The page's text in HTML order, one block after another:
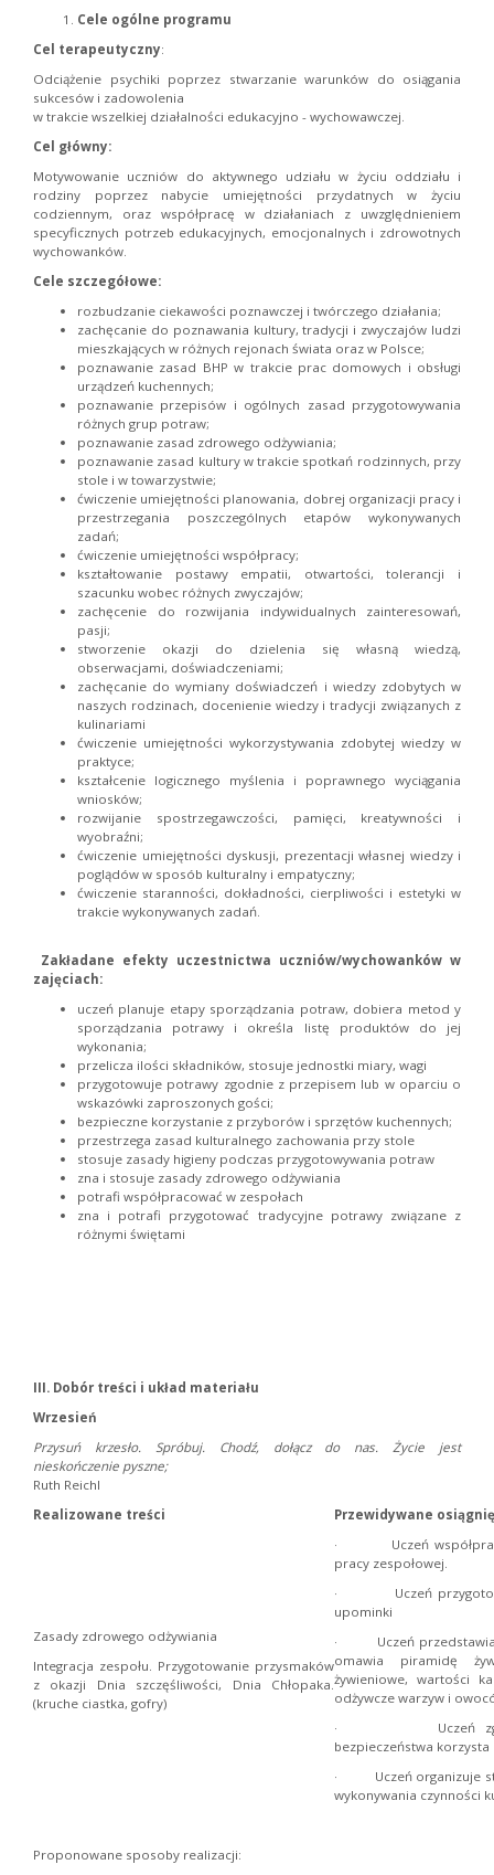
Cele ogólne programu
Cel terapeutyczny:
Odciążenie psychiki poprzez stwarzanie warunków do osiągania
sukcesów i zadowolenia
w trakcie wszelkiej działalności edukacyjno - wychowawczej.
Cel główny:
Motywowanie uczniów do aktywnego udziału w życiu oddziału i
rodziny poprzez nabycie umiejętności przydatnych w życiu
codziennym, oraz współpracę w działaniach z uwzględnieniem
specyficznych potrzeb edukacyjnych, emocjonalnych i zdrowotnych
wychowanków.
Cele szczegółowe:
rozbudzanie ciekawości poznawczej i twórczego działania;
zachęcanie do poznawania kultury, tradycji i zwyczajów ludzi
mieszkających w różnych rejonach świata oraz w Polsce;
poznawanie zasad BHP w trakcie prac domowych i obsługi
urządzeń kuchennych;
poznawanie przepisów i ogólnych zasad przygotowywania
różnych grup potraw;
poznawanie zasad zdrowego odżywiania;
poznawanie zasad kultury w trakcie spotkań rodzinnych, przy
stole i w towarzystwie;
ćwiczenie umiejętności planowania, dobrej organizacji pracy i
przestrzegania poszczególnych etapów wykonywanych
zadań;
ćwiczenie umiejętności współpracy;
kształtowanie postawy empatii, otwartości, tolerancji i
szacunku wobec różnych zwyczajów;
zachęcenie do rozwijania indywidualnych zainteresowań,
pasji;
stworzenie okazji do dzielenia się własną wiedzą,
obserwacjami, doświadczeniami;
zachęcanie do wymiany doświadczeń i wiedzy zdobytych w
naszych rodzinach, docenienie wiedzy i tradycji związanych z
kulinariami
ćwiczenie umiejętności wykorzystywania zdobytej wiedzy w
praktyce;
kształcenie logicznego myślenia i poprawnego wyciągania
wniosków;
rozwijanie spostrzegawczości, pamięci, kreatywności i
wyobraźni;
ćwiczenie umiejętności dyskusji, prezentacji własnej wiedzy i
poglądów w sposób kulturalny i empatyczny;
ćwiczenie staranności, dokładności, cierpliwości i estetyki w
trakcie wykonywanych zadań.
Zakładane efekty uczestnictwa uczniów/wychowanków w
zajęciach:
uczeń planuje etapy sporządzania potraw, dobiera metod y
sporządzania potrawy i określa listę produktów do jej
wykonania;
przelicza ilości składników, stosuje jednostki miary, wagi
przygotowuje potrawy zgodnie z przepisem lub w oparciu o
wskazówki zaproszonych gości;
bezpieczne korzystanie z przyborów i sprzętów kuchennych;
przestrzega zasad kulturalnego zachowania przy stole
stosuje zasady higieny podczas przygotowywania potraw
zna i stosuje zasady zdrowego odżywiania
potrafi współpracować w zespołach
zna i potrafi przygotować tradycyjne potrawy związane z
różnymi świętami
III. Dobór treści i układ materiału
Wrzesień
Przysuń krzesło. Spróbuj. Chodź, dołącz do nas. Życie jest
nieskończenie pyszne;
Ruth Reichl
Realizowane treści
Przewidywane
Zasady zdrowego odżywiania
Integracja zespołu. Przygotowanie przysmaków
z okazji Dnia szczęśliwości, Dnia Chłopaka.
(kruche ciastka, gofry)
· Uczeń
pracy zespołowej.
· Uczeń
upominki
· Uczeń przedstawia
omawia piramidę
żywieniowe, wartości
odżywcze warzyw i
· Uczeń
bezpieczeństwa korzysta
· Uczeń organizuje
wykonywania czynności
Proponowane sposoby realizacji: